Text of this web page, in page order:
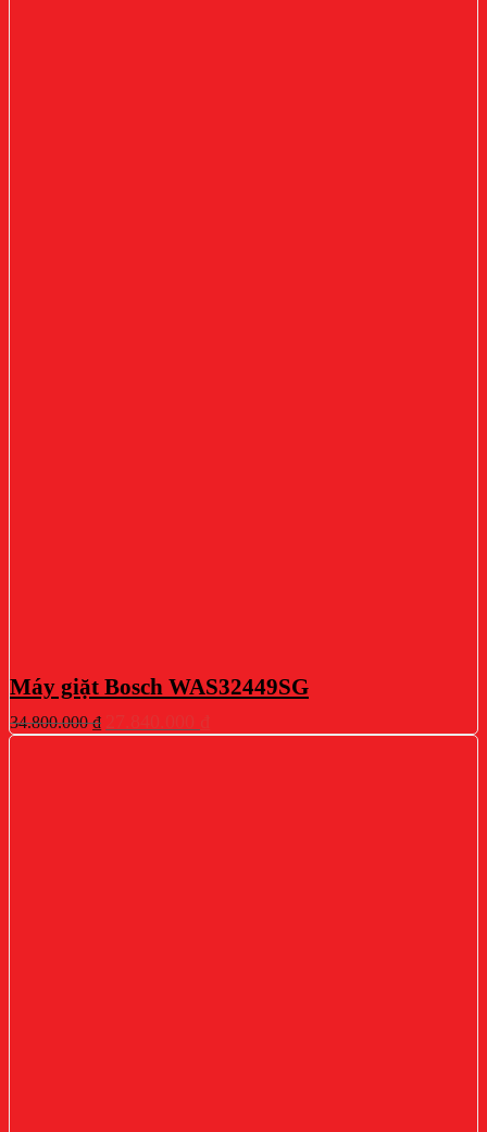
Máy giặt Bosch WAS32449SG
34.800.000₫
gốc
hiện